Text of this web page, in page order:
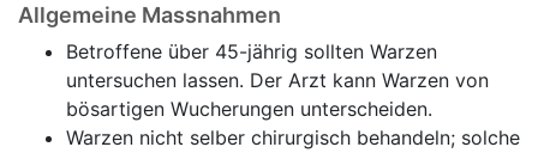
Allgemeine Massnahmen
Betroffene über 45-jährig sollten Warzen
untersuchen lassen. Der Arzt kann Warzen von
bösartigen Wucherungen unterscheiden.
Warzen nicht selber chirurgisch behandeln; solche